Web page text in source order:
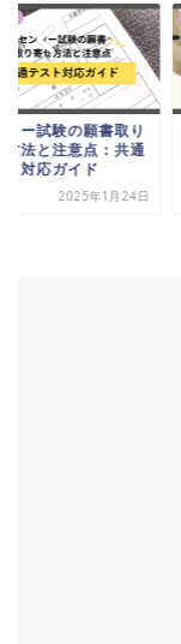
ター試験の願書取り
方法と注意点：共通
ト対応ガイド
2025年1月24日